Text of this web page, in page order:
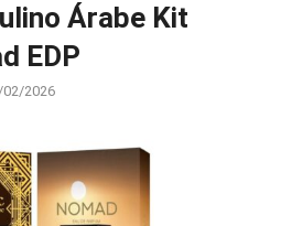
Árabe Kit
EDP
02/2026